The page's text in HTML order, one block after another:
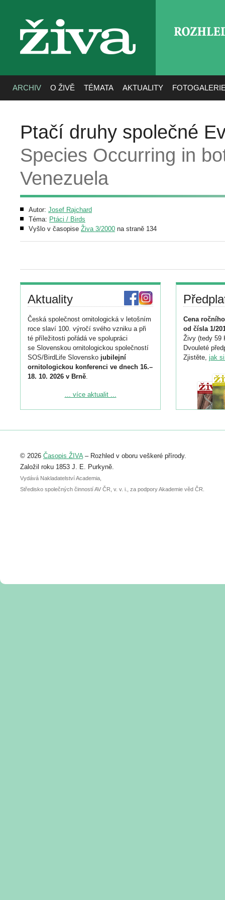
živa
ARCHIV O ŽIVĚ TÉMATA AKTUALITY
Ptačí druhy společné
Species Occurring in
Venezuela
Autor: Josef Rajchard
Téma: Ptáci / Birds
Vyšlo v časopise Živa 3/2000 na straně 134
Aktuality
Česká společnost ornitologická v letošním
roce slaví 100. výročí svého vzniku a při
té příležitosti pořádá ve spolupráci
se Slovenskou ornitologickou společností
SOS/BirdLife Slovensko jubilejní
ornitologickou konferenci ve dnech 16.–
18. 10. 2026 v Brně.
Podrobnější informace ke konferenci
Registrovat se můžete do 6. září.
abstraktu přihlášené přednášky nebo
posteru je už 30. června.
... více aktualit ...
Cena
od čísla 1/
Živy (tedy 59
Dvouleté
Zjistěte, jak
© 2026 Časopis ŽIVA– Rozhled v oboru veškeré přírody.
Založil roku 1853 J. E. Purkyně.
Vydává Nakladatelství Academia,
Středisko společných činností AV ČR, v. v. i., za podpory Akademie věd ČR.